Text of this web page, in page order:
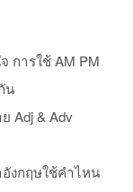
การใช้ AM PM
น
Adj & Adv
งกฤษใช้คำไหน